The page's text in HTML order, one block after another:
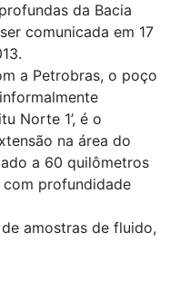
da Bacia
comunicada em 17
a Petrobras, o poço
Norte 1’, é o
na área do
a 60 quilômetros
profundidade
amostras de fluido,